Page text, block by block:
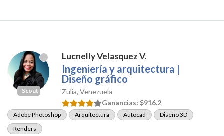
Scout
Lucnelly Velasquez V.
Ingeniería y arquitectura |
Diseño gráfico
Zulia, Venezuela
Ganancias: $916.2
Adobe Photoshop Arquitectura Autocad
Diseño 3D
Renders